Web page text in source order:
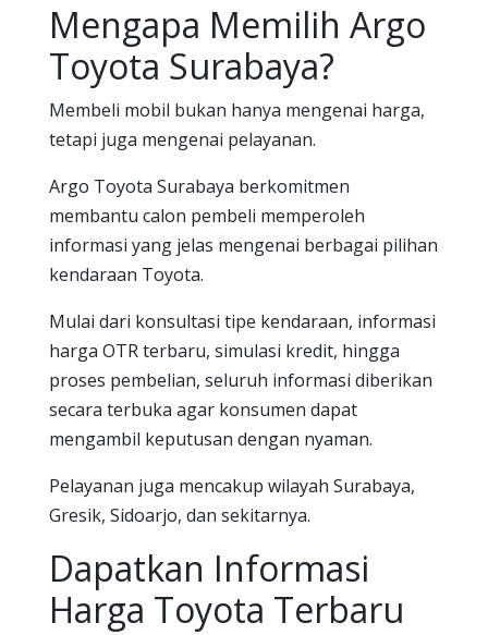
Mengapa Memilih Argo
Toyota Surabaya?
Membeli mobil bukan hanya mengenai harga,
tetapi juga mengenai pelayanan.
Argo Toyota Surabaya berkomitmen
membantu calon pembeli memperoleh
informasi yang jelas mengenai berbagai pilihan
kendaraan Toyota.
Mulai dari konsultasi tipe kendaraan, informasi
harga OTR terbaru, simulasi kredit, hingga
proses pembelian, seluruh informasi diberikan
secara terbuka agar konsumen dapat
mengambil keputusan dengan nyaman.
Pelayanan juga mencakup wilayah Surabaya,
Gresik, Sidoarjo, dan sekitarnya.
Dapatkan Informasi
Harga Toyota Terbaru